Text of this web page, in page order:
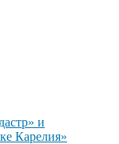
и
Карелия»